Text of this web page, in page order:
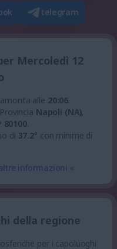
telegram
Mercoledì 12
alle 20:06.
Provincia Napoli (NA),
80100.
di 37.2° con minime di
informazioni «
della regione
per i capoluoghi